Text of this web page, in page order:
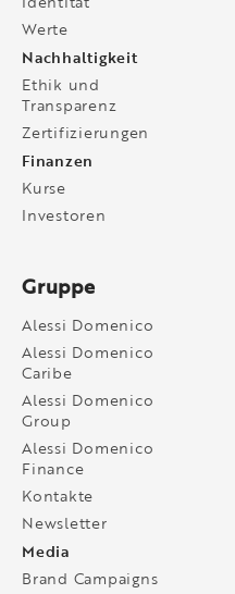
Werte
Nachhaltigkeit
Ethik und
Transparenz
Zertifizierungen
Finanzen
Kurse
Investoren
Gruppe
Alessi Domenico
Alessi Domenico
Caribe
Alessi Domenico
Group
Alessi Domenico
Finance
Kontakte
Newsletter
Media
Brand Campaigns